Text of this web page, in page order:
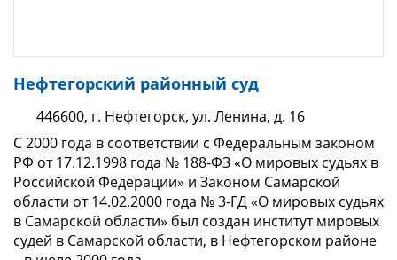
Нефтегорский районный суд
446600, г. Нефтегорск, ул. Ленина, д. 16
С 2000 года в соответствии с Федеральным законом
РФ от 17.12.1998 года № 188-ФЗ «О мировых судьях в
Российской Федерации» и Законом Самарской
области от 14.02.2000 года № 3-ГД «О мировых судьях
в Самарской области» был создан институт мировых
судей в Самарской области, в Нефтегорском районе